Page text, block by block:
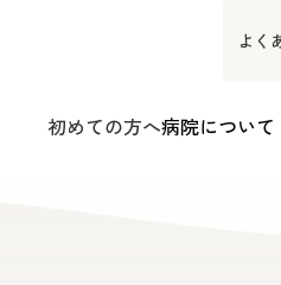
よく
初めての方へ病院について